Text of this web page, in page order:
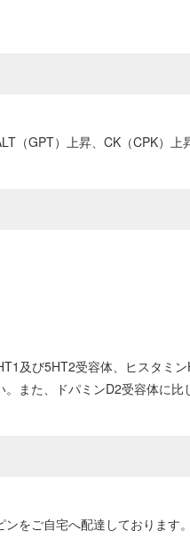
（GPT）上昇、CK（CPK）
及び5HT2受容体、ヒスタ
また、ドパミンD2受容体に
をご自宅へ配達しております。